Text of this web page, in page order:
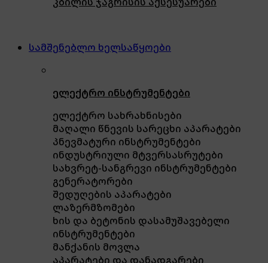
სამშენებლო ხელსაწყოები
ელექტრო ინსტრუმენტები
ელექტრო სახრახნისები
მაღალი წნევის სარეცხი აპარატები
პნევმატური ინსტრუმენტები
ინდუსტრიული მტვერსასრუტები
სახვრეტ-სანგრევი ინსტრუმენტები
გენერატორები
შედუღების აპარატები
ლაზერმზომები
ხის და ბეტონის დასამუშავებელი
ინსტრუმენტები
მანქანის მოვლა
აპარატები და დანადგარები